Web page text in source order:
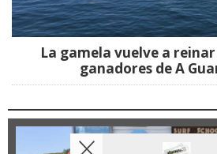
La gamela vuelve a
ganadores de A